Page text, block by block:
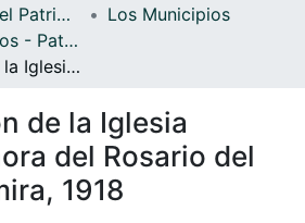
Statistics
Fondo Archivo del Patrimonio Fotográfico y Fílmico del Valle del Cauca
Los Municipios
APFFVC - Edificios - Patrimonial
Construcción de la Iglesia Nuestra Señora del Rosario del Palmar, Palmira, 1918
de la Iglesia
del Rosario del
1918